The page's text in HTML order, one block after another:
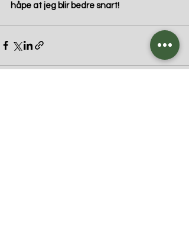
håpe at jeg blir bedre snart!